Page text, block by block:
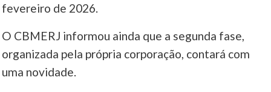
fevereiro de 2026.
O CBMERJ informou ainda que a segunda fase,
organizada pela própria corporação, contará com
uma novidade.